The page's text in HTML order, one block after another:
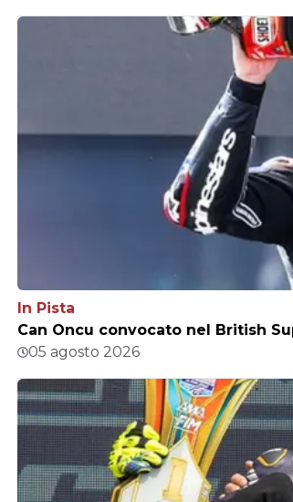
In Pista
Can Oncu convocato nel British
05 agosto 2026